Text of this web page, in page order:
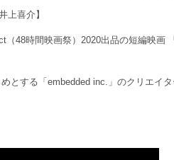
上喜介】
48時間映画祭）2020出品の短編映画
とする「embedded inc.」のクリエイ